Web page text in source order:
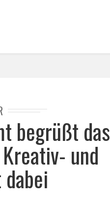
begrüßt das
und